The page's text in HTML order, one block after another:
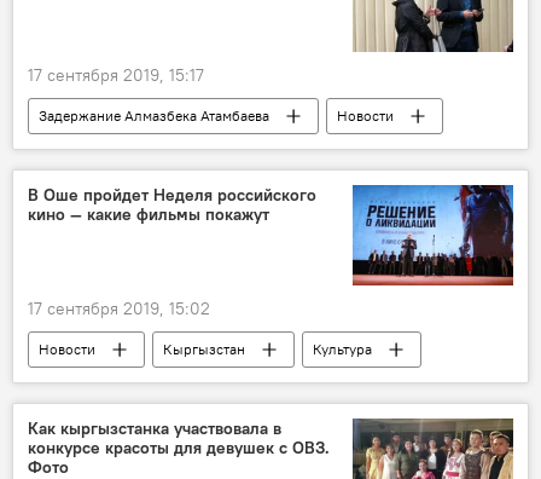
17 сентября 2019, 15:17
Задержание Алмазбека Атамбаева
Новости
Общество
Кыргызстан
Алмазбек Атамбаев
Кадырбек Атамбаев
день рождения
В Оше пройдет Неделя российского
кино — какие фильмы покажут
17 сентября 2019, 15:02
Новости Кыргызстан
Культура
кыргызстанцы
Ош
кино
Как кыргызстанка участвовала в
конкурсе красоты для девушек с ОВЗ.
Фото